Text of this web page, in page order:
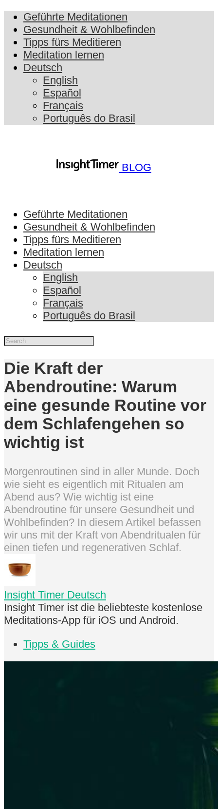
Geführte Meditationen
Gesundheit & Wohlbefinden
Tipps fürs Meditieren
Meditation lernen
Deutsch
English
Español
Français
Português do Brasil
BLOG
Geführte Meditationen
Gesundheit & Wohlbefinden
Tipps fürs Meditieren
Meditation lernen
Deutsch
English
Español
Français
Português do Brasil
Die Kraft der
Abendroutine: Warum
eine gesunde Routine vor
dem Schlafengehen so
wichtig ist
Morgenroutinen sind in aller Munde. Doch
wie sieht es eigentlich mit Ritualen am
Abend aus? Wie wichtig ist eine
Abendroutine für unsere Gesundheit und
Wohlbefinden? In diesem Artikel befassen
wir uns mit der Kraft von Abendritualen für
einen tiefen und regenerativen Schlaf.
Insight Timer Deutsch
Insight Timer ist die beliebteste kostenlose
Meditations-App für iOS und Android.
Tipps & Guides